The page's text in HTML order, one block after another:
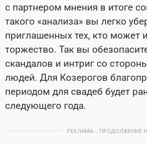
с партнером мнения в итоге
такого «анализа» вы легко
приглашенных тех, кто может
торжество. Так вы
скандалов и интриг со
людей. Для Козерогов
периодом для свадеб будет
следующего года.
РЕКЛАМА – ПРОДОЛЖЕНИЕ